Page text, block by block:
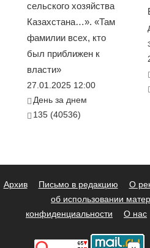
сельского хозяйства
Казахстана…». «Там
фамилии всех, кто
был приближен к
власти»
27.01.2025 12:00
День за днем
135 (40536)
Архив Письмо в редакцию О
об использовании
конфиденциальности
О нас